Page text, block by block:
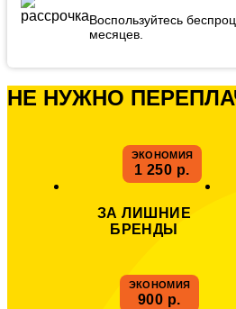
Воспользуйтесь
месяцев.
НЕ НУЖНО
ЭКОНОМИЯ
1 250 р.
ЗА ЛИШНИЕ
БРЕНДЫ
ЭКОНОМИЯ
900 р.